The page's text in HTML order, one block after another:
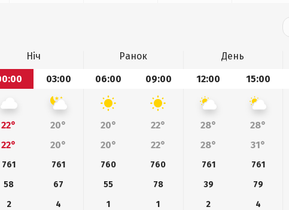
Ніч Ранок День
03:00 06:00 09:00 12:00 15:00
22° 20° 20° 22° 28° 28°
22°
20° 20° 22° 28° 31°
761 761 760 760 761 761
58
67 55 78 39 79
2
4 1 1 2 4